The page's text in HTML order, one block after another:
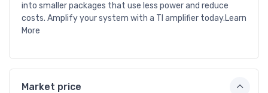
into smaller packages that use less power and reduce
costs. Amplify your system with a TI amplifier today.Learn
More
Market price